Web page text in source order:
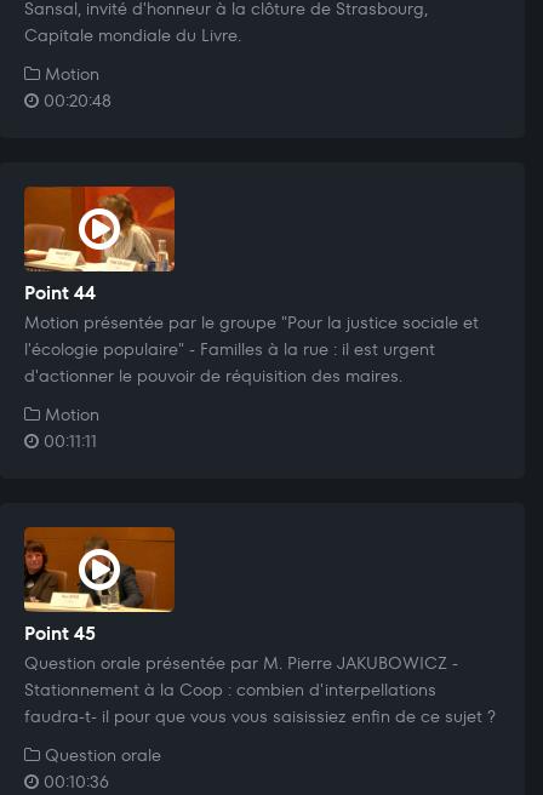
Sansal, invité d'honneur à la clôture de Strasbourg,
Capitale mondiale du Livre.
Motion
00:20:48
Point 44
Motion présentée par le groupe "Pour la justice sociale et
l'écologie populaire" - Familles à la rue : il est urgent
d'actionner le pouvoir de réquisition des maires.
Motion
00:11:11
Point 45
Question orale présentée par M. Pierre JAKUBOWICZ -
Stationnement à la Coop : combien d'interpellations
faudra-t- il pour que vous vous saisissiez enfin de ce sujet ?
Question orale
00:10:36